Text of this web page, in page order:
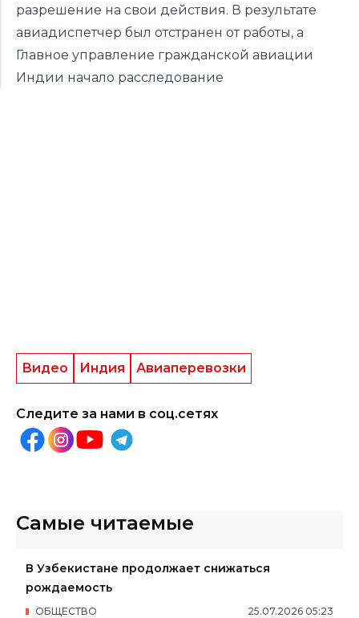
разрешение на свои действия. В результате
авиадиспетчер был отстранен от работы, а
Главное управление гражданской авиации
Индии начало расследование
Видео Индия Авиаперевозки
Следите за нами в соц.сетях
Самые читаемые
В Узбекистане продолжает снижаться
рождаемость
25.07.2026 05:23
ОБЩЕСТВО